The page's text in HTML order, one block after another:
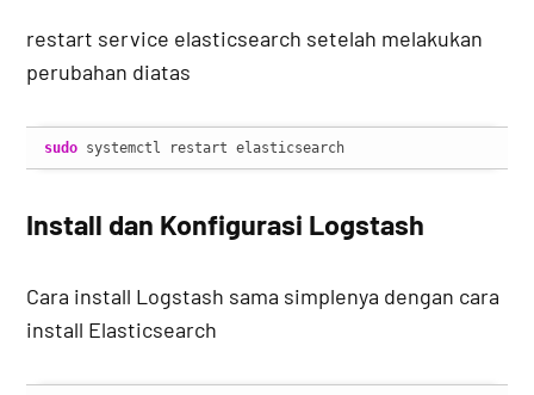
restart service elasticsearch setelah melakukan
perubahan diatas
sudo systemctl restart elasticsearch
Install dan Konfigurasi Logstash
Cara install Logstash sama simplenya dengan cara
install Elasticsearch